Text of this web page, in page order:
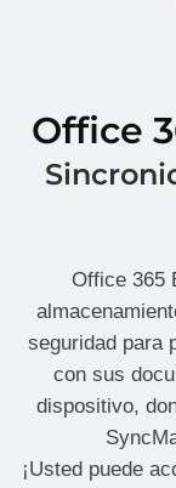
Office
Office 365
seguridad para
con sus
dispositivo,
¡Usted puede